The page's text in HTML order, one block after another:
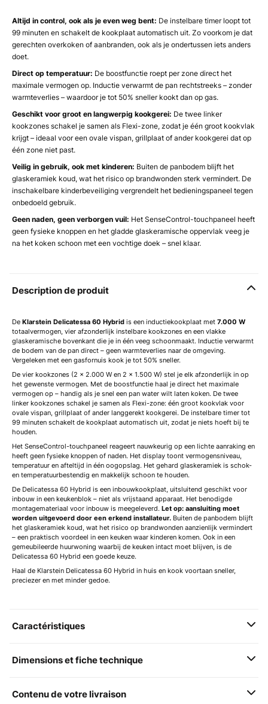
Altijd in control, ook als je even weg bent: De instelbare timer loopt tot
99 minuten en schakelt de kookplaat automatisch uit. Zo voorkom je dat
gerechten overkoken of aanbranden, ook als je ondertussen iets anders
doet.
Direct op temperatuur: De boostfunctie roept per zone direct het
maximale vermogen op. Inductie verwarmt de pan rechtstreeks – zonder
warmteverlies – waardoor je tot 50% sneller kookt dan op gas.
Geschikt voor groot en langwerpig kookgerei: De twee linker
kookzones schakel je samen als Flexi-zone, zodat je één groot kookvlak
krijgt – ideaal voor een ovale vispan, grillplaat of ander kookgerei dat op
één zone niet past.
Veilig in gebruik, ook met kinderen: Buiten de panbodem blijft het
glaskeramiek koud, wat het risico op brandwonden sterk vermindert. De
inschakelbare kinderbeveiliging vergrendelt het bedieningspaneel tegen
onbedoeld gebruik.
Geen naden, geen verborgen vuil: Het SenseControl-touchpaneel heeft
geen fysieke knoppen en het gladde glaskeramische oppervlak veeg je
na het koken schoon met een vochtige doek – snel klaar.
Description de produit
De Klarstein Delicatessa 60 Hybrid is een inductiekookplaat met 7.000 W
totaalvermogen, vier afzonderlijk instelbare kookzones en een vlakke
glaskeramische bovenkant die je in één veeg schoonmaakt. Inductie verwarmt
de bodem van de pan direct – geen warmteverlies naar de omgeving.
Vergeleken met een gasfornuis kook je tot 50% sneller.
De vier kookzones (2 x 2.000 W en 2 x 1.500 W) stel je elk afzonderlijk in op
het gewenste vermogen. Met de boostfunctie haal je direct het maximale
vermogen op – handig als je snel een pan water wilt laten koken. De twee
linker kookzones schakel je samen als Flexi-zone: één groot kookvlak voor
ovale vispan, grillplaat of ander langgerekt kookgerei. De instelbare timer tot
99 minuten schakelt de kookplaat automatisch uit, zodat je niets hoeft bij te
houden.
Het SenseControl-touchpaneel reageert nauwkeurig op een lichte aanraking en
heeft geen fysieke knoppen of naden. Het display toont vermogensniveau,
temperatuur en afteltijd in één oogopslag. Het gehard glaskeramiek is schok-
en temperatuurbestendig en makkelijk schoon te houden.
De Delicatessa 60 Hybrid is een inbouwkookplaat, uitsluitend geschikt voor
inbouw in een keukenblok – niet als vrijstaand apparaat. Het benodigde
montagemateriaal voor inbouw is meegeleverd. Let op: aansluiting moet
worden uitgevoerd door een erkend installateur. Buiten de panbodem blijft
het glaskeramiek koud, wat het risico op brandwonden aanzienlijk vermindert
– een praktisch voordeel in een keuken waar kinderen komen. Ook in een
gemeubileerde huurwoning waarbij de keuken intact moet blijven, is de
Delicatessa 60 Hybrid een goede keuze.
Haal de Klarstein Delicatessa 60 Hybrid in huis en kook voortaan sneller,
preciezer en met minder gedoe.
Caractéristiques
Dimensions et fiche technique
Contenu de votre livraison